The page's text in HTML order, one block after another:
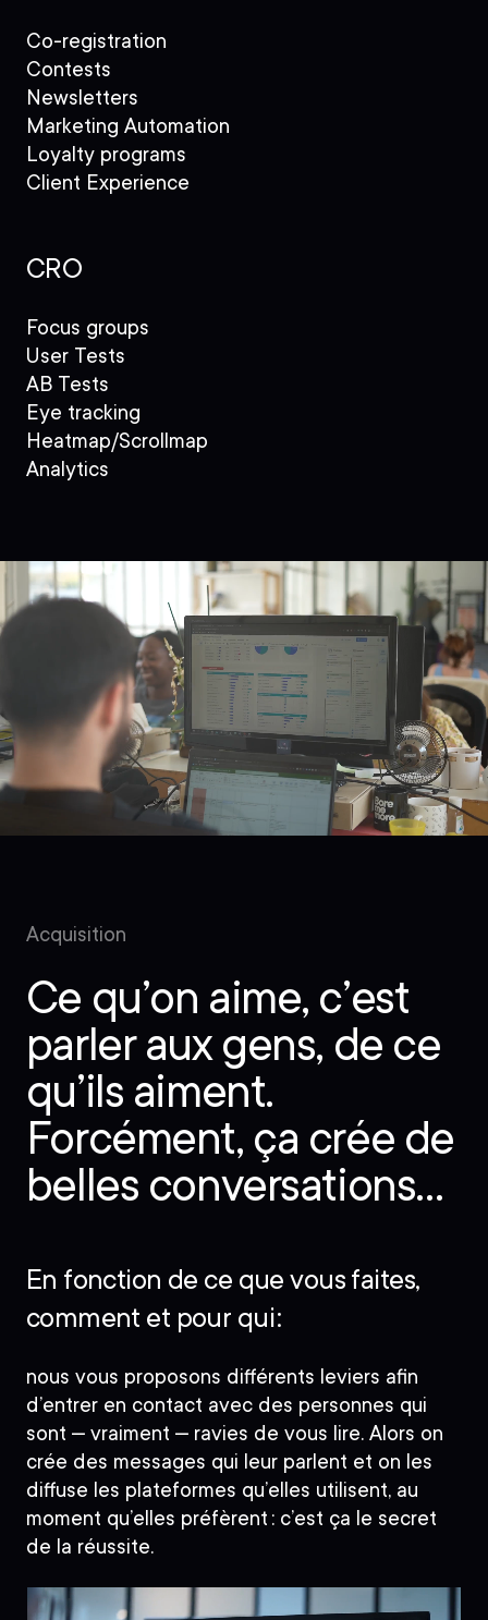
Co-registration
Contests
Newsletters
Marketing Automation
Loyalty programs
Client Experience
CRO
Focus groups
User Tests
AB Tests
Eye tracking
Heatmap/Scrollmap
Analytics
Acquisition
Ce qu’on aime, c’est
parler aux gens, de ce
qu’ils aiment.
Forcément, ça crée de
belles conversations…
En fonction de ce que vous faites,
comment et pour qui :
nous vous proposons différents leviers afin
d’entrer en contact avec des personnes qui
sont – vraiment – ravies de vous lire. Alors on
crée des messages qui leur parlent et on les
diffuse les plateformes qu’elles utilisent, au
moment qu’elles préfèrent : c’est ça le secret
de la réussite.